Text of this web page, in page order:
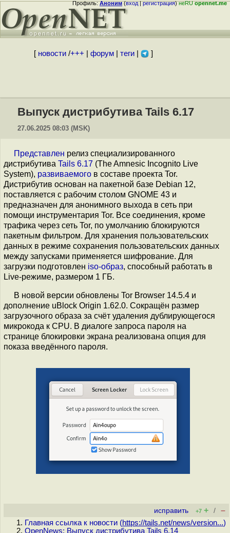
Профиль:Аноним(вход|регистрация)неRUopennet.me
[ новости/+++ форум| теги| ]
Выпуск дистрибутива Tails 6.17
27.06.2025 08:03 (MSK)
Представлен релиз специализированного
дистрибутива Tails 6.17 (The Amnesic Incognito Live
System), развиваемого в составе проекта Tor.
Дистрибутив основан на пакетной базе Debian 12,
поставляется с рабочим столом GNOME 43 и
предназначен для анонимного выхода в сеть при
помощи инструментария Tor. Все соединения, кроме
трафика через сеть Tor, по умолчанию блокируются
пакетным фильтром. Для хранения пользовательских
данных в режиме сохранения пользовательских данных
между запусками применяется шифрование. Для
загрузки подготовлен iso-образ, способный работать в
Live-режиме, размером 1 ГБ.
В новой версии обновлены Tor Browser 14.5.4 и
дополнение uBlock Origin 1.62.0. Сокращён размер
загрузочного образа за счёт удаления дублирующегося
микрокода к CPU. В диалоге запроса пароля на
странице блокировки экрана реализована опция для
показа введённого пароля.
исправить +7 + / –
Главная ссылка к новости (https://tails.net/news/version...)
OpenNews: Выпуск дистрибутива Tails 6.14